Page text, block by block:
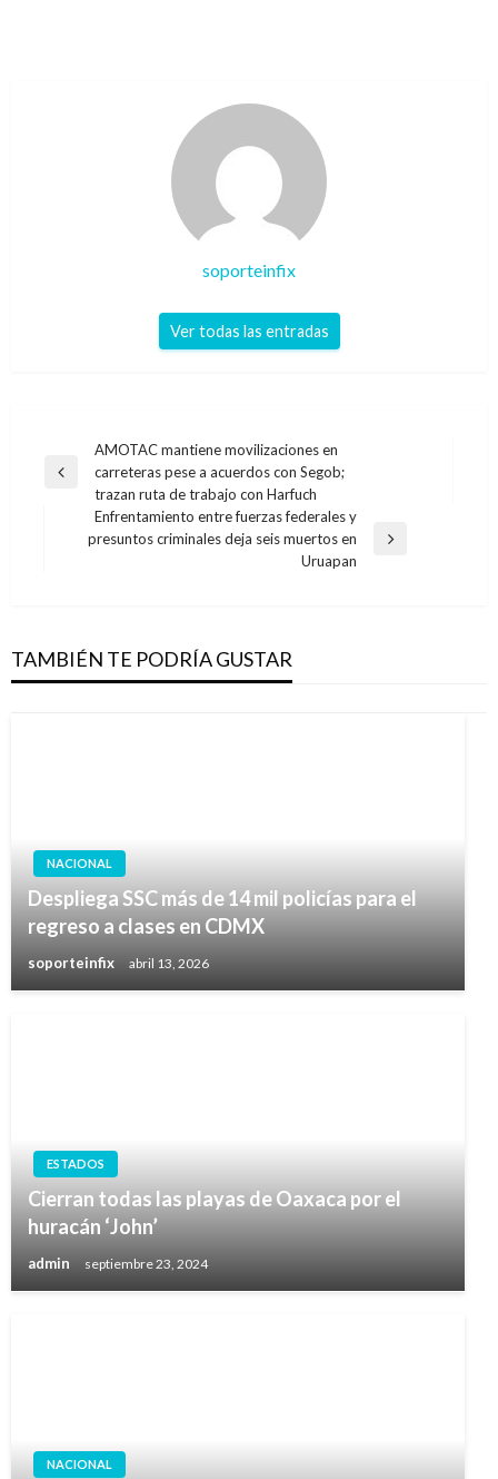
soporteinfix
Ver todas las entradas
Navegación
de
entradas
Entrada
AMOTAC mantiene movilizaciones en
carreteras pese a acuerdos con Segob;
trazan ruta de trabajo con Harfuch
Entrada
Enfrentamiento entre fuerzas federales y
presuntos criminales deja seis muertos en
Uruapan
TAMBIÉN TE PODRÍA GUSTAR
NACIONAL
Despliega SSC más de 14 mil policías para el
regreso a clases en CDMX
soporteinfix abril 13, 2026
ESTADOS
Cierran todas las playas de Oaxaca por el
huracán ‘John’
admin septiembre 23, 2024
NACIONAL